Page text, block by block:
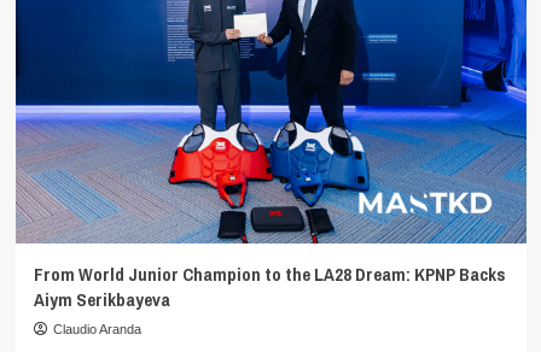
From World Junior Champion to the LA28 Dream: KPNP Backs
Aiym Serikbayeva
Claudio Aranda